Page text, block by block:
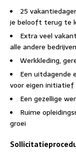
25
je belooft terug te
Extra veel
alle andere bedrijven
Werkkleding,
Een uitdagende
voor eigen initiatief
Een gezellige
Ruime
groei